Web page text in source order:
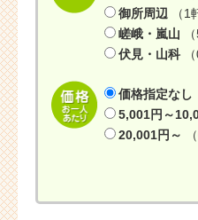
御所周辺
（1
嵯峨・嵐山
伏見・山科
価格指定なし
5,001円～
20,001円～